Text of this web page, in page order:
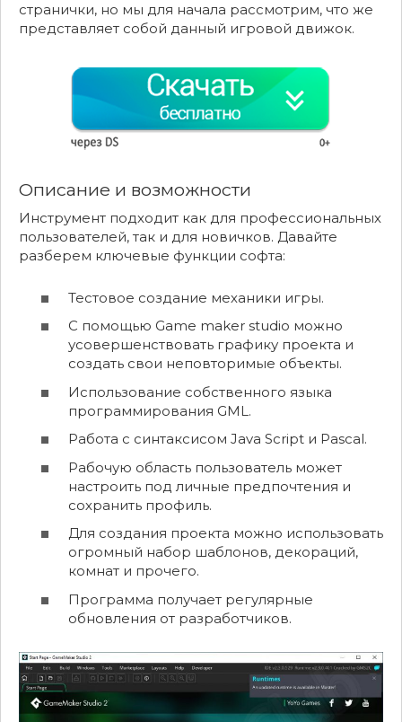
странички, но мы для начала рассмотрим, что же
представляет собой данный игровой движок.
Описание и возможности
Инструмент подходит как для профессиональных
пользователей, так и для новичков. Давайте
разберем ключевые функции софта:
Тестовое создание механики игры.
С помощью Game maker studio можно
усовершенствовать графику проекта и
создать свои неповторимые объекты.
Использование собственного языка
программирования GML.
Работа с синтаксисом Java Script и Pascal.
Рабочую область пользователь может
настроить под личные предпочтения и
сохранить профиль.
Для создания проекта можно использовать
огромный набор шаблонов, декораций,
комнат и прочего.
Программа получает регулярные
обновления от разработчиков.